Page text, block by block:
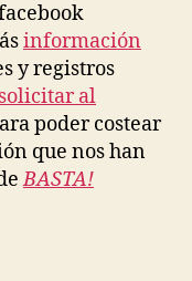
información
y registros
al
poder costear
que nos han
BASTA!